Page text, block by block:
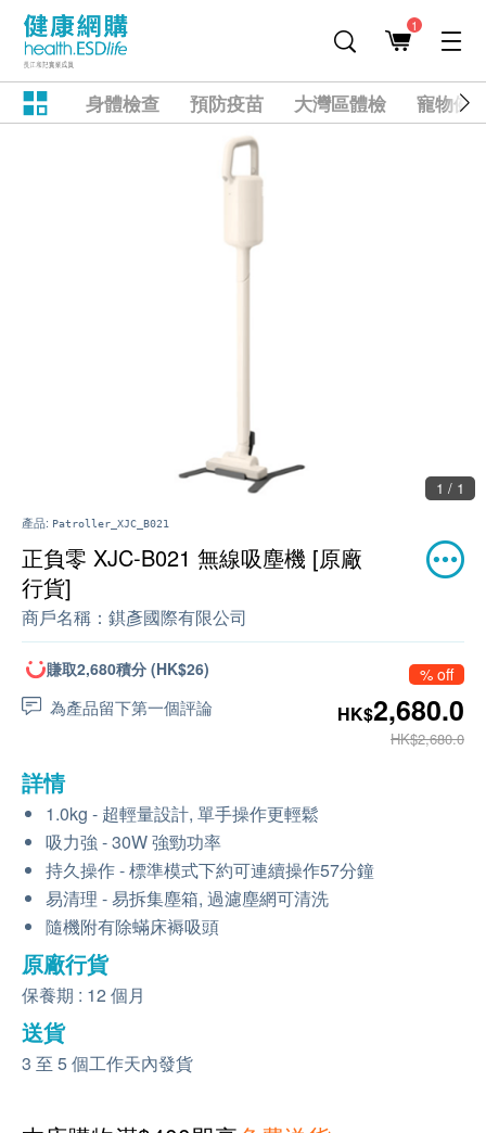
1
身體檢查 預防疫苗 大灣區體檢 寵物健
1 / 1
產品: Patroller_XJC_B021
正負零 XJC-B021 無線吸塵機 [原廠
行貨]
商戶名稱： 錤彥國際有限公司
賺取2,680積分 (HK$26)
為產品留下第一個評論
% off
HK$2,680.0
HK$2,680.0
詳情
1.0kg - 超輕量設計, 單手操作更輕鬆
吸力強 - 30W 強勁功率
持久操作 - 標準模式下約可連續操作57分鐘
易清理 - 易拆集塵箱, 過濾塵網可清洗
隨機附有除蟎床褥吸頭
原廠行貨
保養期 : 12 個月
送貨
3 至 5 個工作天內發貨